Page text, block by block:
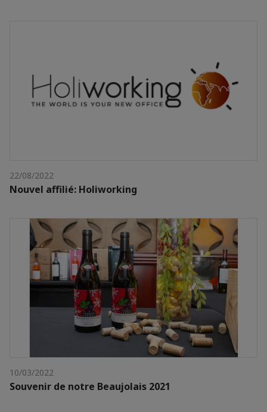
22/08/2022
Nouvel affilié: Holiworking
10/03/2022
Souvenir de notre Beaujolais 2021